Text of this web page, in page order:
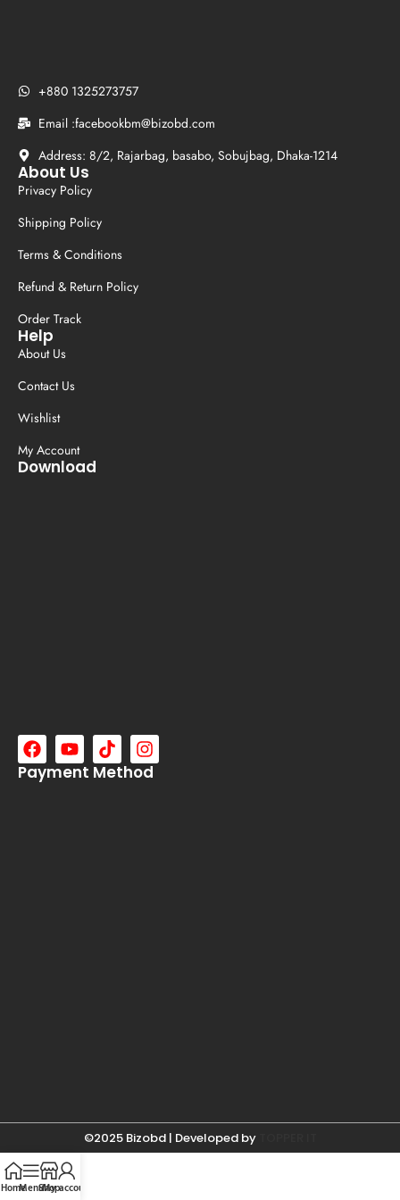
+880 1325273757
Email :facebookbm@bizobd.com
Address: 8/2, Rajarbag, basabo, Sobujbag, Dhaka-1214
About Us
Privacy Policy
Shipping Policy
Terms & Conditions
Refund & Return Policy
Order Track
Help
About Us
Contact Us
Wishlist
My Account
Download
Payment Method
©2025 Bizobd | Developed by
HomeMenuShop
My account